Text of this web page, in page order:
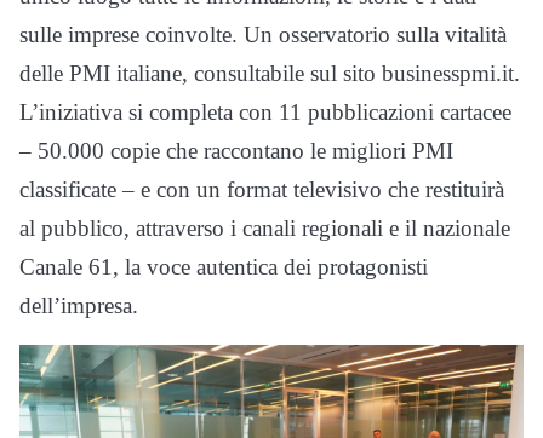
sulle imprese coinvolte. Un osservatorio sulla vitalità
delle PMI italiane, consultabile sul sito businesspmi.it.
L’iniziativa si completa con 11 pubblicazioni cartacee
– 50.000 copie che raccontano le migliori PMI
classificate – e con un format televisivo che restituirà
al pubblico, attraverso i canali regionali e il nazionale
Canale 61, la voce autentica dei protagonisti
dell’impresa.